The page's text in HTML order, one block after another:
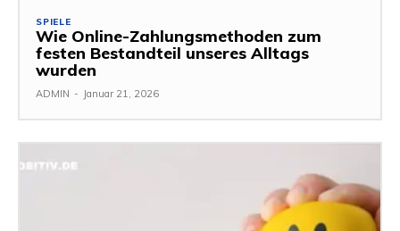
SPIELE
Wie Online-Zahlungsmethoden zum
festen Bestandteil unseres Alltags
wurden
ADMIN - Januar 21, 2026